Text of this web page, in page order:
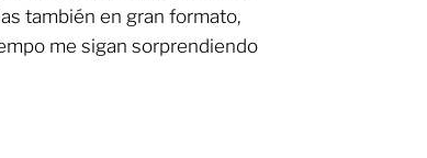
también en gran formato,
me sigan sorprendiendo